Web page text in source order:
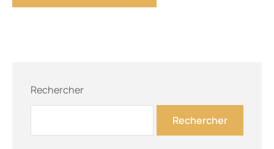
Rechercher
Rechercher